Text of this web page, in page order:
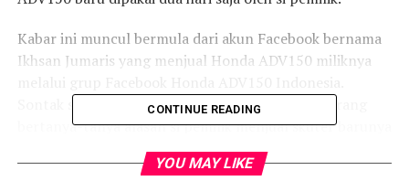
Kabar ini muncul bermula dari akun Facebook bernama
Ikhsan Jumaris yang menjual Honda ADV150 miliknya
Sontak saja unggahannya itu membuat banyak orang
bertanya-tanya alasan si pemilik menjual skuter barunya
itu. Tidak aneh rasanya kalau masyarakat pun kini mulai
mempertanyakan apa sebetulnya kekurangan yang
CONTINUE READING
YOU MAY LIKE